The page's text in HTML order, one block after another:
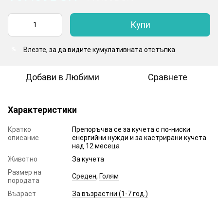
Купи
Влезте, за да видите кумулативната отстъпка
Добави в Любими Сравнете
Характеристики
Кратко
описание
Препоръчва се за кучета с по-ниски
енергийни нужди и за кастрирани кучета
над 12 месеца
Животно
За кучета
Размер на
породата
Среден, Голям
Възраст
За възрастни (1-7 год.)